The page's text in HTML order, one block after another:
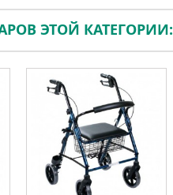
ЭТОЙ КАТЕГОРИИ: